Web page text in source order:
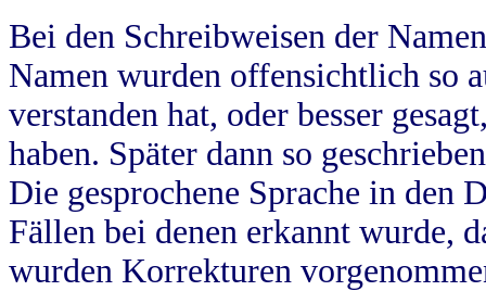
Bei den Schreibweisen der
Namen wurden offensichtlich so
verstanden hat, oder besser
haben. Später dann so
Die gesprochene Sprache in
Fällen bei denen erkannt wurde,
wurden Korrekturen